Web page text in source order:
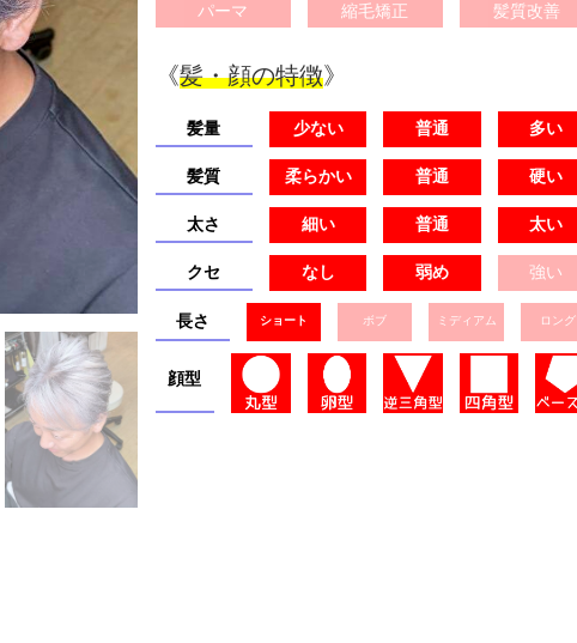
パーマ 縮毛矯正 髪質改善
《髪・顔の特徴》
髪量 少ない 普通 多い
髪質 柔らかい 普通 硬い
太さ 細い 普通 太い
クセ なし 弱め 強い
長さ ショート ボブ ミディアム ロング
顔型